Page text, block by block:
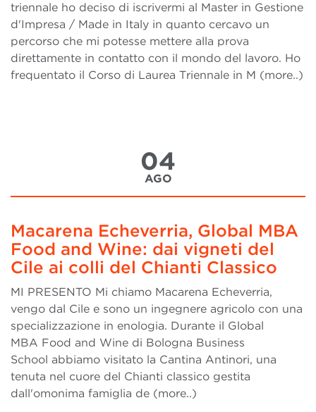
triennale ho deciso di iscrivermi al Master in Gestione
d'Impresa / Made in Italy in quanto cercavo un
percorso che mi potesse mettere alla prova
direttamente in contatto con il mondo del lavoro. Ho
frequentato il Corso di Laurea Triennale in M (more..)
04
AGO
Macarena Echeverria, Global MBA
Food and Wine: dai vigneti del
Cile ai colli del Chianti Classico
MI PRESENTO Mi chiamo Macarena Echeverria,
vengo dal Cile e sono un ingegnere agricolo con una
specializzazione in enologia. Durante il Global
MBA Food and Wine di Bologna Business
School abbiamo visitato la Cantina Antinori, una
tenuta nel cuore del Chianti classico gestita
dall'omonima famiglia de (more..)